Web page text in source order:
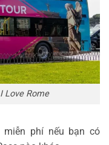
Love Rome
miễn phí nếu bạn có